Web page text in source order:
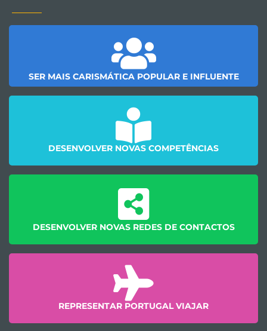
SER MAIS CARISMÁTICA POPULAR E INFLUENTE
DESENVOLVER NOVAS COMPETÊNCIAS
DESENVOLVER NOVAS REDES DE CONTACTOS
REPRESENTAR PORTUGAL VIAJAR